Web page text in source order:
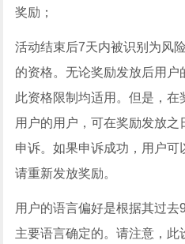
奖励；
活动结束后7天内被识别为风
的资格。无论奖励发放后用户
此资格限制均适用。但是，
用户的用户，可在奖励发放
申诉。如果申诉成功，用户可
请重新发放奖励。
用户的语言偏好是根据其过
主要语言确定的。请注意，此